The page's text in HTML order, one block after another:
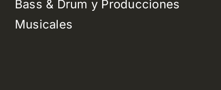
Bass & Drum y Producciones
Musicales